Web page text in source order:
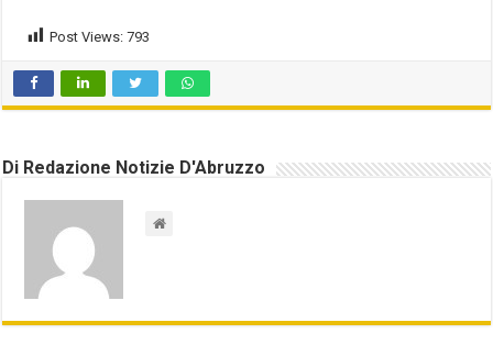
Post Views: 793
Di Redazione Notizie D'Abruzzo